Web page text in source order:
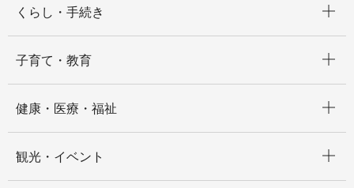
くらし・手続き
子育て・教育
健康・医療・福祉
観光・イベント